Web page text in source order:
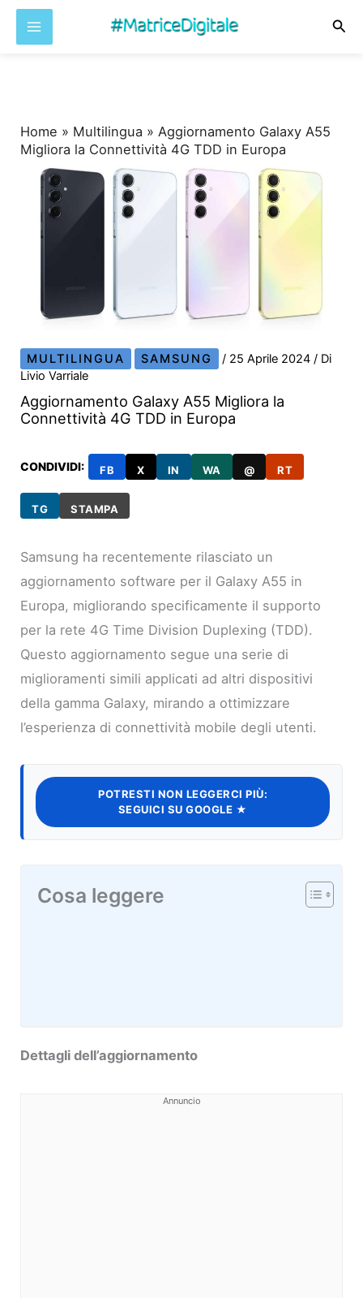
Home » Multilingua »Aggiornamento Galaxy A55
Migliora la Connettività 4G TDD in Europa
MULTILINGUA SAMSUNG / 25 Aprile 2024/ Di
Livio Varriale
Aggiornamento Galaxy A55 Migliora la
Connettività 4G TDD in Europa
CONDIVIDI: FB X IN WA @ RT
TG STAMPA
Samsung ha recentemente rilasciato un
aggiornamento software per il Galaxy A55 in
Europa, migliorando specificamente il supporto
per la rete 4G Time Division Duplexing (TDD).
Questo aggiornamento segue una serie di
miglioramenti simili applicati ad altri dispositivi
della gamma Galaxy, mirando a ottimizzare
l’esperienza di connettività mobile degli utenti.
POTRESTI NON LEGGERCI PIÙ:
SEGUICI SU GOOGLE ★
Cosa leggere
Dettagli dell’aggiornamento
Annuncio